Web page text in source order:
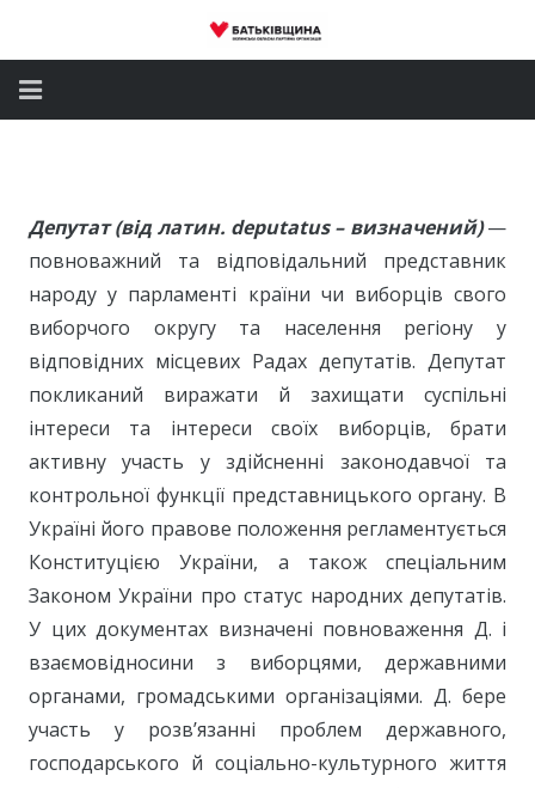
Партія
Депутатський корпус
Громадські приймальні
Контакти
Депутат (від латин. deputatus – визначений)—
повноважний та відповідальний представник
народу у парламенті країни чи виборців свого
виборчого округу та населення регіону у
відповідних місцевих Радах депутатів. Депутат
покликаний виражати й захищати суспільні
інтереси та інтереси своїх виборців, брати
активну участь у здійсненні законодавчої та
контрольної функції представницького органу. В
Україні його правове положення регламентується
Конституцією України, а також спеціальним
Законом України про статус народних депутатів.
У цих документах визначені повноваження Д. і
взаємовідносини з виборцями, державними
органами, громадськими організаціями. Д. бере
участь у розв’язанні проблем державного,
господарського й соціально-культурного життя